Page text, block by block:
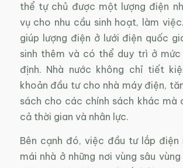
thể tự chủ được một lượng điện
vụ cho nhu cầu sinh hoạt, làm
giúp lượng điện ở lưới điện quốc
sinh thêm và có thể duy trì ở mức
định. Nhà nước không chỉ tiết
khoản đầu tư cho nhà máy điện,
sách cho các chính sách khác mà
cả thời gian và nhân lực.
Bên cạnh đó, việc đầu tư lắp
mái nhà ở những nơi vùng sâu